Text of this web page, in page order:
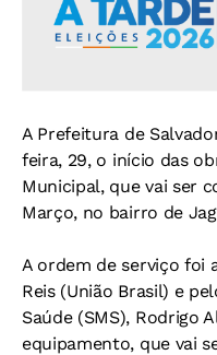
A Prefeitura de
feira, 29, o início das
Municipal, que vai ser
Março, no bairro de
A ordem de serviço foi
Reis (União Brasil) e
Saúde (SMS), Rodrigo
equipamento, que vai